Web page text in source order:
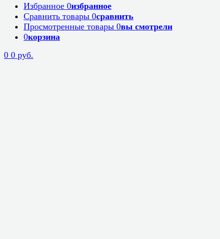
Избранное 0избранное
Сравнить товары 0сравнить
Просмотренные товары 0вы смотрели
0корзина
0 0 руб.